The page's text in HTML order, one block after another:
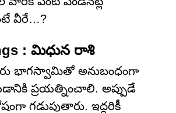
వీరే…?
: మిధున రాశి
భాగస్వామితో అనుబంధంగా
ప్రయత్నించాలి. అప్పుడే
గడుపుతారు. ఇద్దరికీ